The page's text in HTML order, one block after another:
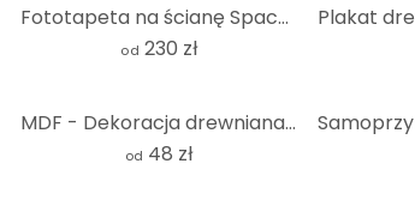
Fototapeta na ścianę SpaceFrog Designs - Connectedness
od 230 zł
MDF - Dekoracja drewniana - Balon na ogrzane powietrze z pionowymi liniami
od 48 zł